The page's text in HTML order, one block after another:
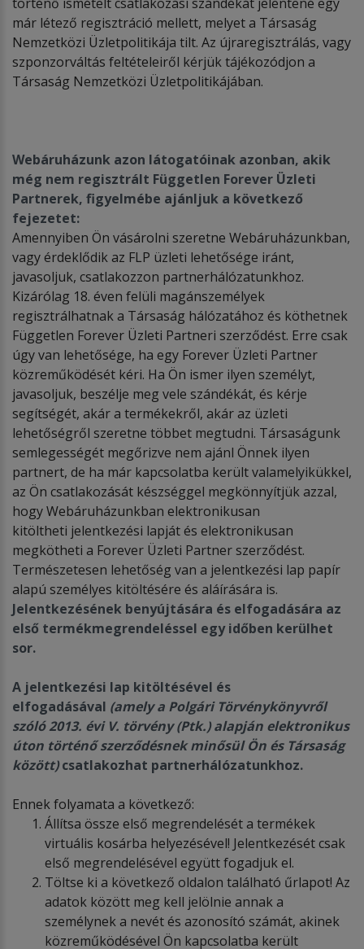
már létező regisztráció mellett, melyet a Társaság
Nemzetközi Üzletpolitikája tilt. Az újraregisztrálás, vagy
szponzorváltás feltételeiről kérjük tájékozódjon a
Társaság Nemzetközi Üzletpolitikájában.
Webáruházunk azon látogatóinak azonban, akik
még nem regisztrált Független Forever Üzleti
Partnerek, figyelmébe ajánljuk a következő
fejezetet:
Amennyiben Ön vásárolni szeretne Webáruházunkban,
vagy érdeklődik az FLP üzleti lehetősége iránt,
javasoljuk, csatlakozzon partnerhálózatunkhoz.
Kizárólag 18. éven felüli magánszemélyek
regisztrálhatnak a Társaság hálózatához és köthetnek
Független Forever Üzleti Partneri szerződést. Erre csak
úgy van lehetősége, ha egy Forever Üzleti Partner
közreműködését kéri. Ha Ön ismer ilyen személyt,
javasoljuk, beszélje meg vele szándékát, és kérje
segítségét, akár a termékekről, akár az üzleti
lehetőségről szeretne többet megtudni. Társaságunk
semlegességét megőrizve nem ajánl Önnek ilyen
partnert, de ha már kapcsolatba került valamelyikükkel,
az Ön csatlakozását készséggel megkönnyítjük azzal,
hogy Webáruházunkban elektronikusan
kitöltheti jelentkezési lapját és elektronikusan
megkötheti a Forever Üzleti Partner szerződést.
Természetesen lehetőség van a jelentkezési lap papír
alapú személyes kitöltésére és aláírására is.
Jelentkezésének benyújtására és elfogadására az
első termékmegrendeléssel egy időben kerülhet
sor.
A jelentkezési lap kitöltésével és
elfogadásával (amely a Polgári Törvénykönyvről
szóló 2013. évi V. törvény (Ptk.) alapján elektronikus
úton történő szerződésnek minősül Ön és Társaság
között)csatlakozhat partnerhálózatunkhoz.
Ennek folyamata a következő:
Állítsa össze első megrendelését a termékek
virtuális kosárba helyezésével! Jelentkezését csak
első megrendelésével együtt fogadjuk el.
Töltse ki a következő oldalon található űrlapot! Az
adatok között meg kell jelölnie annak a
személynek a nevét és azonosító számát, akinek
közreműködésével Ön kapcsolatba került